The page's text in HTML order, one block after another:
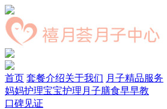
首页 套餐介绍关于我们 月子精品服务
妈妈护理宝宝护理 月子膳食早早教
口碑见证